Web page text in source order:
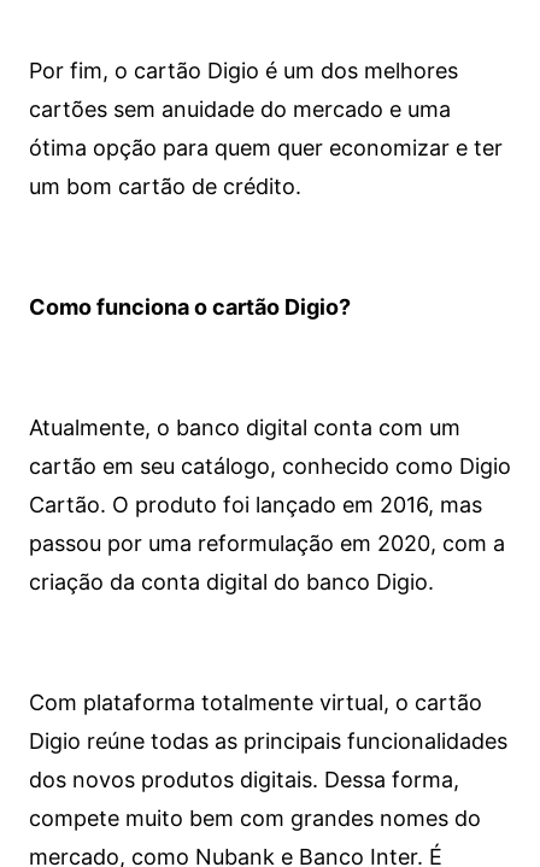
Por fim, o cartão Digio é um dos melhores
cartões sem anuidade do mercado e uma
ótima opção para quem quer economizar e ter
um bom cartão de crédito.
Como funciona o cartão Digio?
Atualmente, o banco digital conta com um
cartão em seu catálogo, conhecido como Digio
Cartão. O produto foi lançado em 2016, mas
passou por uma reformulação em 2020, com a
criação da conta digital do banco Digio.
Com plataforma totalmente virtual, o cartão
Digio reúne todas as principais funcionalidades
dos novos produtos digitais. Dessa forma,
compete muito bem com grandes nomes do
mercado, como Nubank e Banco Inter. É